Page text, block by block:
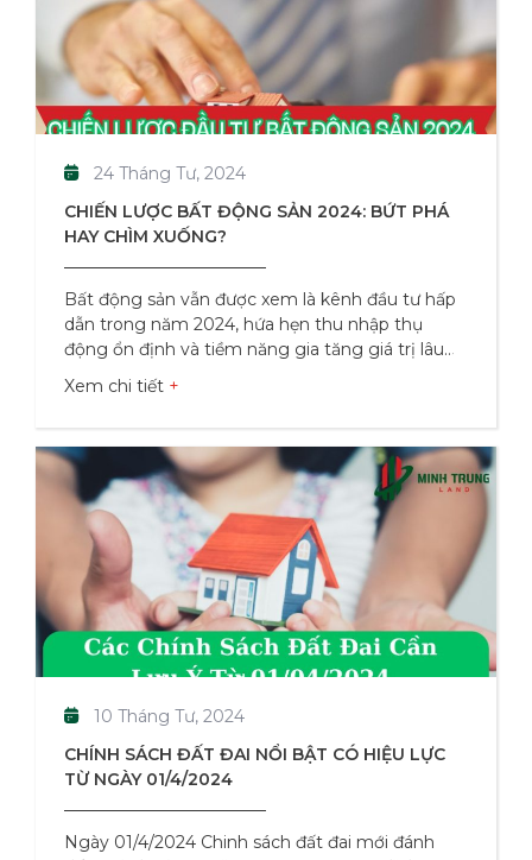
CHIẾN LƯỢC BẤT ĐỘNG SẢN 2024: BỨT PHÁ
HAY CHÌM XUỐNG?
24 Tháng Tư, 2024
Bất động sản vẫn được xem là kênh đầu tư hấp
dẫn trong năm 2024, hứa hẹn thu nhập thụ
động ổn định và tiềm năng gia tăng giá trị lâu
dài. Tuy nhiên, thị trường bđs cũng tiềm ẩn
nhiều rủi ro nếu không có chiến lược đầu tư phù
hợp. Bài viết này Minhtrungland sẽ giới thiệu 6
chiến lược đầu tư bất động sản kinh điển nhưng
được “biến tấu” sáng tạo để phù hợp với xu
hướng thị trường 2024, giúp bạn gia tăng lợi
nhuận và hạn chế rủi ro. Chiến Lược Bất Động
Sản
Xem chi tiết
CHÍNH SÁCH ĐẤT ĐAI NỔI BẬT CÓ HIỆU LỰC
TỪ NGÀY 01/4/2024
10 Tháng Tư, 2024
Ngày 01/4/2024 Chinh sách đất đai mới đánh